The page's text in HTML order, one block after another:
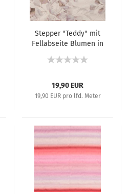
Stepper "Teddy" mit
Fellabseite Blumen in
auf Vanille
19,90 EUR
19,90 EUR pro lfd. Meter